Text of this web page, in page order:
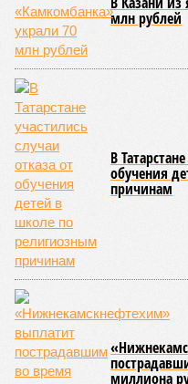
привлекательным.
фокус-группы показало,
интерес у китайцев, а
добавляет продукту
воспринимается как знак
Есть ли риски?
Опрошенные эксперты
небольшую, но
будет архисложно из-за
конкуренции. Основной
Вьетнам, контролирует
предлагая свою
более 11 тысяч долларов
себестоимость
Китай и сам входит в топ-
промышленному
улиточный кластер в